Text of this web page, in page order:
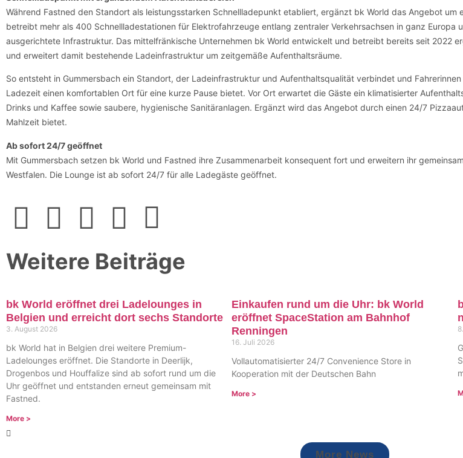
Während Fastned den Standort als leistungsstarken Schnellladepunkt etabliert, ergänzt bk World das Angebot um
betreibt mehr als 400 Schnellladestationen für Elektrofahrzeuge entlang zentraler Verkehrsachsen in ganz
ausgerichtete Infrastruktur. Das mittelfränkische Unternehmen bk World entwickelt und betreibt bereits seit 2022
und erweitert damit bestehende Ladeinfrastruktur um zeitgemäße Aufenthaltsräume.
So entsteht in Gummersbach ein Standort, der Ladeinfrastruktur und Aufenthaltsqualität verbindet und
Ladezeit einen komfortablen Ort für eine kurze Pause bietet. Vor Ort erwartet die Gäste ein klimatisierter
Drinks und Kaffee sowie saubere, hygienische Sanitäranlagen. Ergänzt wird das Angebot durch einen 24/7
Mahlzeit bietet.
Ab sofort 24/7 geöffnet
Mit Gummersbach setzen bk World und Fastned ihre Zusammenarbeit konsequent fort und erweitern ihr
Westfalen. Die Lounge ist ab sofort 24/7 für alle Ladegäste geöffnet.
Weitere Beiträge
bk World eröffnet drei Ladelounges in
Belgien und erreicht dort sechs Standorte
3. August 2026
bk World hat in Belgien drei weitere Premium-
Ladelounges eröffnet. Die Standorte in Deerlijk,
Drogenbos und Houffalize sind ab sofort rund um die
Uhr geöffnet und entstanden erneut gemeinsam mit
Fastned.
More >
Einkaufen rund um die Uhr: bk World
eröffnet SpaceStation am Bahnhof
Renningen
16. Juli 2026
Vollautomatisierter 24/7 Convenience Store in
Kooperation mit der Deutschen Bahn
More >
More News